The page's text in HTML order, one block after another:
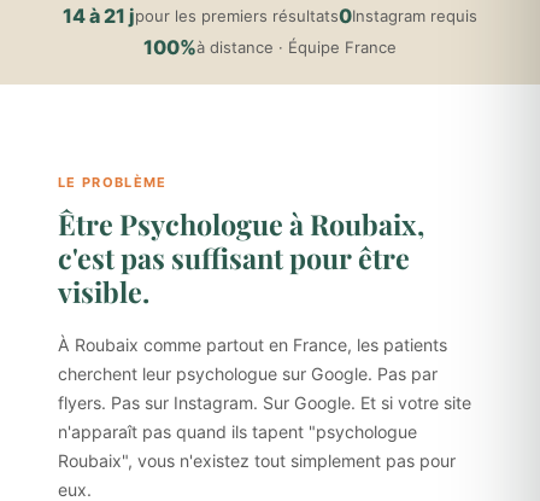
14 à 21 jpour les premiers résultats0Instagram requis
100%à distance · Équipe France
LE PROBLÈME
Être Psychologue à Roubaix,
c'est pas suffisant pour être
visible.
À Roubaix comme partout en France, les patients
cherchent leur psychologue sur Google. Pas par
flyers. Pas sur Instagram. Sur Google. Et si votre site
n'apparaît pas quand ils tapent "psychologue
Roubaix", vous n'existez tout simplement pas pour
eux.